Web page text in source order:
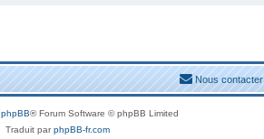
Nous contacter
phpBB® Forum Software © phpBB Limited
Traduit parphpBB-fr.com